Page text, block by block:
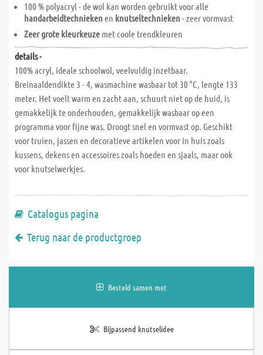
100 % polyacryl - de wol kan worden gebruikt voor alle
handarbeidtechniekenen knutseltechnieken- zeer vormvast
Zeer grote kleurkeuze met coole trendkleuren
details -
100% acryl, ideale schoolwol, veelvuldig inzetbaar.
Breinaaldendikte 3 - 4, wasmachine wasbaar tot 30 °C, lengte 133
meter. Het voelt warm en zacht aan, schuurt niet op de huid, is
gemakkelijk te onderhouden, gemakkelijk wasbaar op een
programma voor fijne was. Droogt snel en vormvast op. Geschikt
voor truien, jassen en decoratieve artikelen voor in huis zoals
kussens, dekens en accessoires zoals hoeden en sjaals, maar ook
voor knutselwerkjes.
Catalogus pagina
Terug naar de productgroep
Besteld samen met
Bijpassend knutselidee